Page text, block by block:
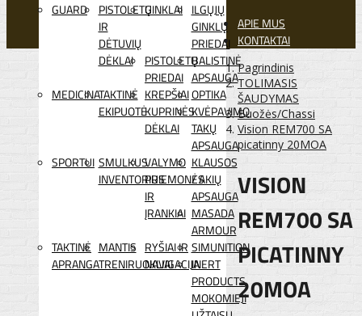
GUARD
PISTOLETŲ
IR
DĖTUVIŲ
DĖKLAI
GINKLAI ILGŲJŲ
GINKLŲ
PRIEDAI
PISTOLETŲ
PRIEDAI
BALISTINĖ
APSAUGA
MEDICINATAKTINĖ
EKIPUOTĖ
KREPŠIAI
KUPRINĖS
DĖKLAI
OPTIKA
KVĖPAVIMO
TAKŲ
APSAUGA
SPORTUI SMULKUS
INVENTORIUS
VALYMO
PRIEMONĖS
IR
ĮRANKIAI
KLAUSOS
/ AKIŲ
APSAUGA
MASADA
ARMOUR
TAKTINĖ
APRANGA
MANTIS
TRENIRUOKLIAI
RYŠIAI IR
NAVIGACIJA
SIMUNITION
INERT
PRODUCTS
MOKOMIEJI
APIE MUS
KONTAKTAI
Pagrindinis
TOLIMASIS
ŠAUDYMAS
Buožės/Chassi
Vision REM700 SA
picatinny 20MOA
VISION
REM700 SA
PICATINNY
20MOA